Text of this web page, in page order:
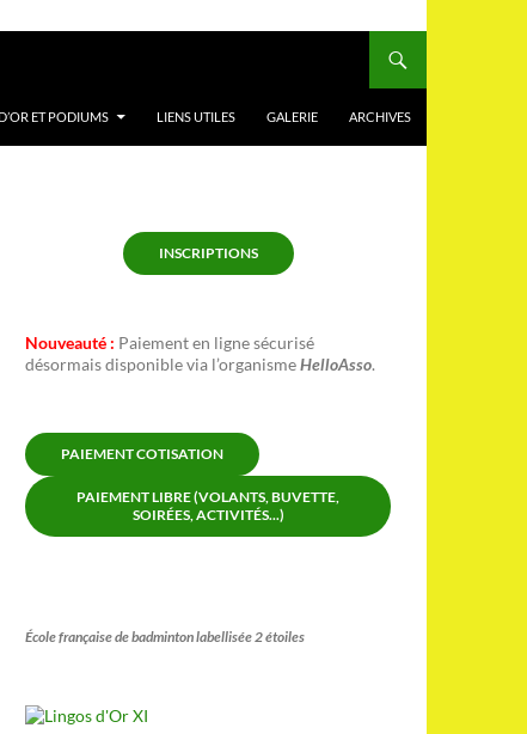
ET PODIUMS LIENS UTILES GALERIE ARCHIVES
INSCRIPTIONS
Nouveauté : Paiement en ligne sécurisé
désormais disponible via l’organismeHelloAsso.
PAIEMENT COTISATION
PAIEMENT LIBRE (VOLANTS, BUVETTE,
SOIRÉES, ACTIVITÉS...)
École française de badminton labellisée 2 étoiles